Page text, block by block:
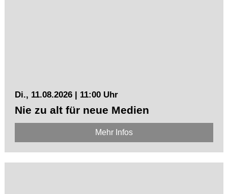
Di., 11.08.2026 | 11:00 Uhr
Nie zu alt für neue Medien
Mehr Infos